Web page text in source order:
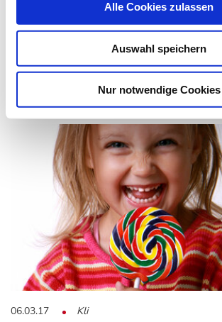
Alle Cookies zulassen
Auswahl speichern
Nur notwendige Cookies
Diabetes
Diabetes ist eine der größten
Rund 350 Millionen Menschen sind laut…
06.03.17 Kli